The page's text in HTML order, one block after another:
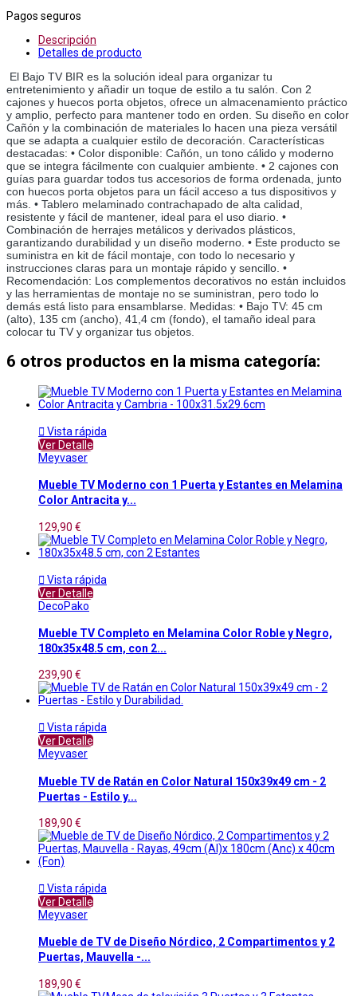
Pagos seguros
Descripción
Detalles de producto
El Bajo TV BIR es la solución ideal para organizar tu
entretenimiento y añadir un toque de estilo a tu salón. Con 2
cajones y huecos porta objetos, ofrece un almacenamiento práctico
y amplio, perfecto para mantener todo en orden. Su diseño en color
Cañón y la combinación de materiales lo hacen una pieza versátil
que se adapta a cualquier estilo de decoración. Características
destacadas: • Color disponible: Cañón, un tono cálido y moderno
que se integra fácilmente con cualquier ambiente. • 2 cajones con
guías para guardar todos tus accesorios de forma ordenada, junto
con huecos porta objetos para un fácil acceso a tus dispositivos y
más. • Tablero melaminado contrachapado de alta calidad,
resistente y fácil de mantener, ideal para el uso diario. •
Combinación de herrajes metálicos y derivados plásticos,
garantizando durabilidad y un diseño moderno. • Este producto se
suministra en kit de fácil montaje, con todo lo necesario y
instrucciones claras para un montaje rápido y sencillo. •
Recomendación: Los complementos decorativos no están incluidos
y las herramientas de montaje no se suministran, pero todo lo
demás está listo para ensamblarse. Medidas: • Bajo TV: 45 cm
(alto), 135 cm (ancho), 41,4 cm (fondo), el tamaño ideal para
colocar tu TV y organizar tus objetos.
6 otros productos en la misma categoría:
 Vista rápida
Ver Detalle
Meyvaser
Mueble TV Moderno con 1 Puerta y Estantes en Melamina
Color Antracita y...
129,90 €
 Vista rápida
Ver Detalle
DecoPako
Mueble TV Completo en Melamina Color Roble y Negro,
180x35x48.5 cm, con 2...
239,90 €
 Vista rápida
Ver Detalle
Meyvaser
Mueble TV de Ratán en Color Natural 150x39x49 cm - 2
Puertas - Estilo y...
189,90 €
 Vista rápida
Ver Detalle
Meyvaser
Mueble de TV de Diseño Nórdico, 2 Compartimentos y 2
Puertas, Mauvella -...
189,90 €